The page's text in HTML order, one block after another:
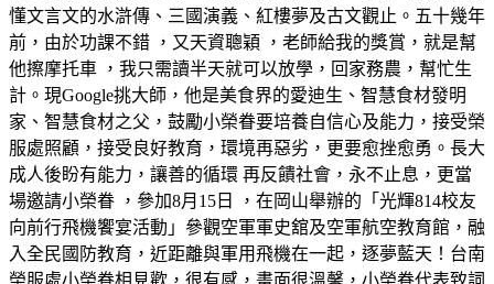
懂文言文的水滸傳、三國演義、紅樓夢及古文觀止。五十幾年
前，由於功課不錯 ，又天資聰穎 ，老師給我的獎賞，就是幫
他擦摩托車 ，我只需讀半天就可以放學，回家務農，幫忙生
計。現Google挑大師，他是美食界的愛迪生、智慧食材發明
家、智慧食材之父，鼓勵小榮眷要培養自信心及能力，接受榮
服處照顧，接受良好教育，環境再惡劣，更要愈挫愈勇。長大
成人後盼有能力，讓善的循環 再反饋社會，永不止息，更當
場邀請小榮眷 ，參加8月15日 ，在岡山舉辦的「光輝814校友
向前行飛機饗宴活動」參觀空軍軍史舘及空軍航空教育館，融
入全民國防教育，近距離與軍用飛機在一起，逐夢藍天！台南
榮服處小榮眷相見歡，很有感，畫面很溫馨，小榮眷代表致詞